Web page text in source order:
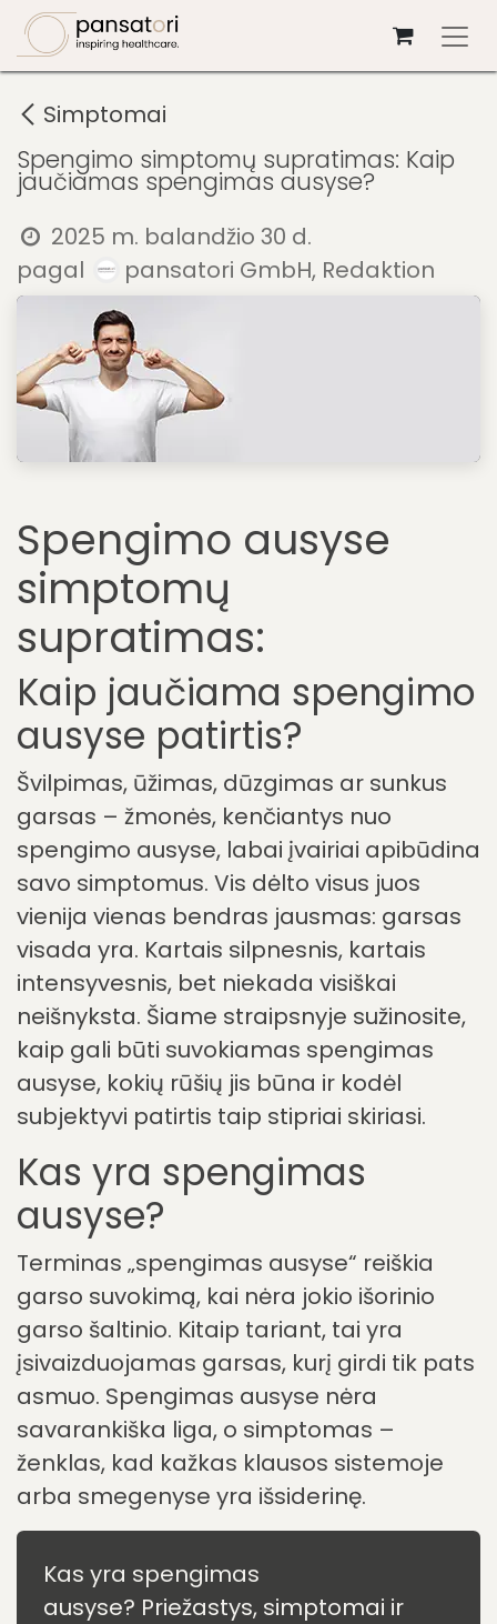
Skip to Content
Simptomai
Spengimo simptomų supratimas: Kaip
jaučiamas spengimas ausyse?
2025 m. balandžio 30 d.
pagal
pansatori GmbH, Redaktion
Spengimo ausyse
simptomų
supratimas:
Kaip jaučiama spengimo
ausyse patirtis?
Švilpimas, ūžimas, dūzgimas ar sunkus
garsas – žmonės, kenčiantys nuo
spengimo ausyse, labai įvairiai apibūdina
savo simptomus. Vis dėlto visus juos
vienija vienas bendras jausmas: garsas
visada yra. Kartais silpnesnis, kartais
intensyvesnis, bet niekada visiškai
neišnyksta. Šiame straipsnyje sužinosite,
kaip gali būti suvokiamas spengimas
ausyse, kokių rūšių jis būna ir kodėl
subjektyvi patirtis taip stipriai skiriasi.
Kas yra spengimas
ausyse?
Terminas „spengimas ausyse“ reiškia
garso suvokimą, kai nėra jokio išorinio
garso šaltinio. Kitaip tariant, tai yra
įsivaizduojamas garsas, kurį girdi tik pats
asmuo. Spengimas ausyse nėra
savarankiška liga, o simptomas –
ženklas, kad kažkas klausos sistemoje
arba smegenyse yra išsiderinę.
Kas yra spengimas
ausyse? Priežastys, simptomai ir